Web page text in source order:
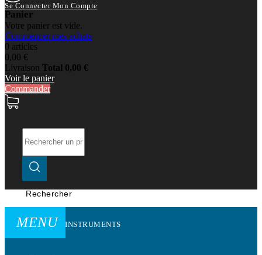
Se Connecter Mon Compte
Panier
Votre panier est vide.
Commencer mes achats
0 articles
0,00 €
Livraison Total 0,00 €
Voir le panier
Commander
Rechercher
MENU INSTRUMENTS